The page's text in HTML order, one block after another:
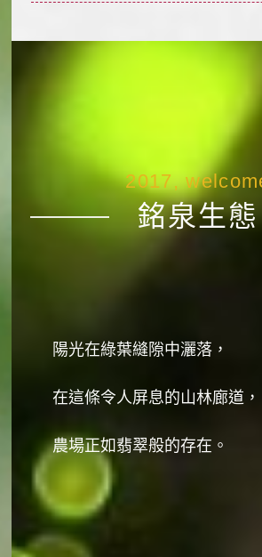
2017,
銘泉生態
陽光在綠葉縫隙中灑落，
在這條令人屏息的山林廊道
農場正如翡翠般的存在。